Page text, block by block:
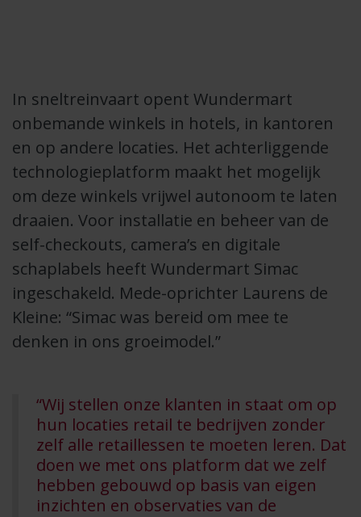
In sneltreinvaart opent Wundermart
onbemande winkels in hotels, in kantoren
en op andere locaties. Het achterliggende
technologieplatform maakt het mogelijk
om deze winkels vrijwel autonoom te laten
draaien. Voor installatie en beheer van de
self-checkouts, camera’s en digitale
schaplabels heeft Wundermart Simac
ingeschakeld. Mede-oprichter Laurens de
Kleine: “Simac was bereid om mee te
denken in ons groeimodel.”
“Wij stellen onze klanten in staat om op
hun locaties retail te bedrijven zonder
zelf alle retaillessen te moeten leren. Dat
doen we met ons platform dat we zelf
hebben gebouwd op basis van eigen
inzichten en observaties van de